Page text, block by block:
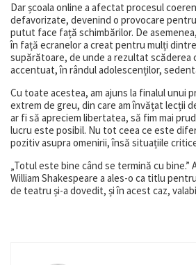
Dar școala online a afectat procesul
defavorizate, devenind o provocare
putut face față schimbărilor. De
în față ecranelor a creat pentru mulți
supărătoare, de unde a rezultat scăderea
accentuat, în rândul adolescenților,
Cu toate acestea, am ajuns la finalul unui
extrem de greu, din care am învățat lecții
ar fi să apreciem libertatea, să fim mai
lucru este posibil. Nu tot ceea ce este
pozitiv asupra omenirii, însă situațiile
„Totul este bine când se termină cu bine.”
William Shakespeare a ales-o ca titlu
de teatru și-a dovedit, și în acest caz,